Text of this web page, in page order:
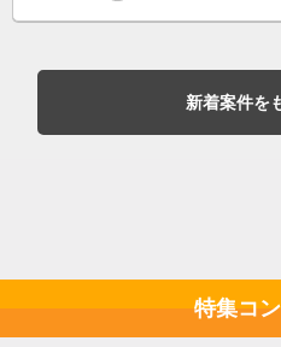
新着案件を
特集コ